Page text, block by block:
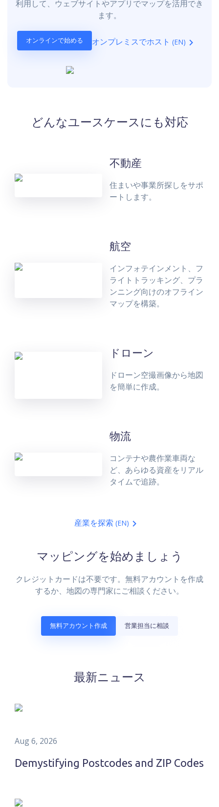
利用して、ウェブサイトやアプリでマップを活用でき
ます。
オンラインで始める オンプレミスでホスト (EN)
どんなユースケースにも対応
不動産
住まいや事業所探しをサポ
ートします。
航空
インフォテインメント、フ
ライトトラッキング、プラ
ンニング向けのオフライン
マップを構築。
ドローン
ドローン空撮画像から地図
を簡単に作成。
物流
コンテナや農作業車両な
ど、あらゆる資産をリアル
タイムで追跡。
産業を探索 (EN)
マッピングを始めましょう
クレジットカードは不要です。無料アカウントを作成
するか、地図の専門家にご相談ください。
無料アカウント作成 営業担当に相談
最新ニュース
Aug 6, 2026
Demystifying Postcodes and ZIP Codes